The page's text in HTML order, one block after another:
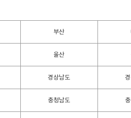
부산
울산
경상남도
충청남도